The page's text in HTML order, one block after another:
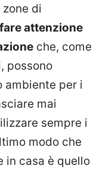
di
attenzione
che, come
possono
ambiente per i
mai
sempre i
modo che
in casa è quello